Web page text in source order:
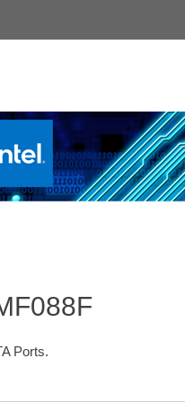
Ports.